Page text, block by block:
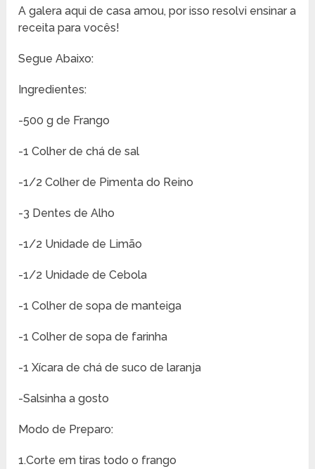
A galera aqui de casa amou, por isso resolvi ensinar a
receita para vocês!
Segue Abaixo:
Ingredientes:
-500 g de Frango
-1 Colher de chá de sal
-1/2 Colher de Pimenta do Reino
-3 Dentes de Alho
-1/2 Unidade de Limão
-1/2 Unidade de Cebola
-1 Colher de sopa de manteiga
-1 Colher de sopa de farinha
-1 Xícara de chá de suco de laranja
-Salsinha a gosto
Modo de Preparo:
1.Corte em tiras todo o frango